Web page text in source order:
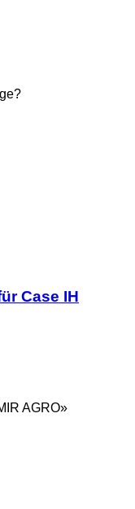
Case IH
AGRO»